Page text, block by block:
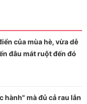
của mùa hè, vừa dễ
đâu mát ruột đến đó
hành" mà đủ cả rau lẫn